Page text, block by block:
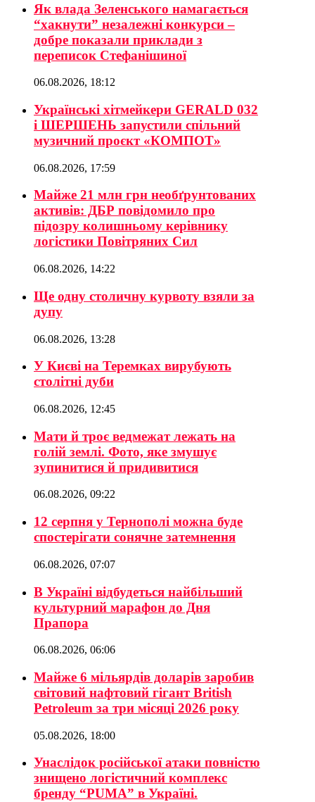
Як влада Зеленського намагається
“хакнути” незалежні конкурси –
добре показали приклади з
переписок Стефанішиної
06.08.2026, 18:12
Українські хітмейкери GERALD 032
і ШЕРШЕНЬ запустили спільний
музичний проєкт «КОМПОТ»
06.08.2026, 17:59
Майже 21 млн грн необґрунтованих
активів: ДБР повідомило про
підозру колишньому керівнику
логістики Повітряних Сил
06.08.2026, 14:22
Ще одну столичну курвоту взяли за
дупу
06.08.2026, 13:28
У Києві на Теремках вирубують
столітні дуби
06.08.2026, 12:45
Мати й троє ведмежат лежать на
голій землі. Фото, яке змушує
зупинитися й придивитися
06.08.2026, 09:22
12 серпня у Тернополі можна буде
спостерігати сонячне затемнення
06.08.2026, 07:07
В Україні відбудеться найбільший
культурний марафон до Дня
Прапора
06.08.2026, 06:06
Майже 6 мільярдів доларів заробив
світовий нафтовий гігант British
Petroleum за три місяці 2026 року
05.08.2026, 18:00
Унаслідок російської атаки повністю
знищено логістичний комплекс
бренду “PUMA” в Україні.